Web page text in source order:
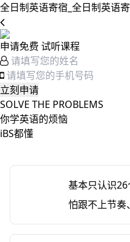
全日制英语寄宿_全日制英语
申请免费 试听课程
SOLVE THE PROBLEMS
你学英语的烦恼
iBS都懂
基本只认识26
怕跟不上节奏